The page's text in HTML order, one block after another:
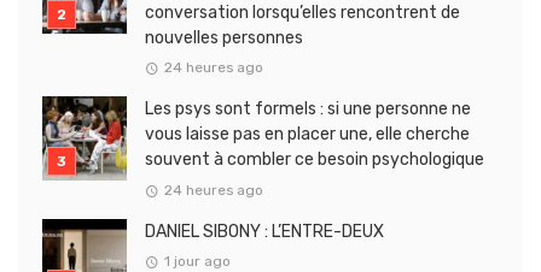
conversation lorsqu’elles rencontrent de
nouvelles personnes
24 heures ago
Les psys sont formels : si une personne ne
vous laisse pas en placer une, elle cherche
souvent à combler ce besoin psychologique
24 heures ago
DANIEL SIBONY : L’ENTRE-DEUX
1 jour ago